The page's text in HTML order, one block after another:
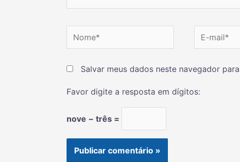
Salvar meus dados neste navegador
Favor digite a resposta em dígitos:
nove − três =